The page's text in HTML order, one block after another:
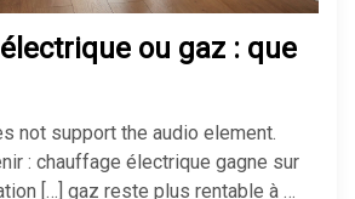
ou gaz : que
not support the audio element.
: chauffage électrique gagne sur
[…] gaz reste plus rentable à …